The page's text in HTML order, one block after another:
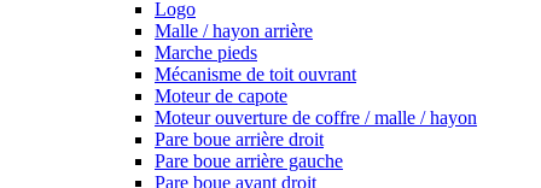
Logo
Malle / hayon arrière
Marche pieds
Mécanisme de toit ouvrant
Moteur de capote
Moteur ouverture de coffre / malle / hayon
Pare boue arrière droit
Pare boue arrière gauche
Pare boue avant droit